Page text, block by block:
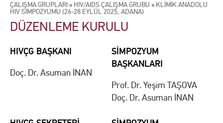
ÇALIŞMA GRUPLARI » HIV/AIDS ÇALIŞMA GRUBU » KLİMİK ANADOLU
HIV SİMPOZYUMU (26-28 EYLÜL 2025, ADANA)
DÜZENLEME KURULU
HIVÇG BAŞKANI
Doç. Dr. Asuman İNAN
SİMPOZYUM
BAŞKANLARI
Prof. Dr. Yeşim TAŞOVA
Doç. Dr. Asuman İNAN